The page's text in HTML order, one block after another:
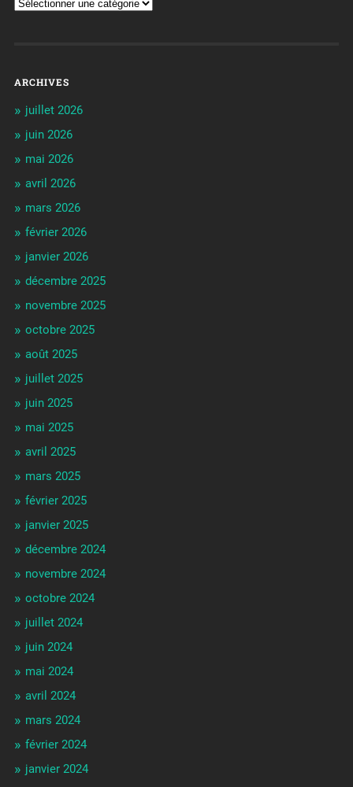
ARCHIVES
juillet 2026
juin 2026
mai 2026
avril 2026
mars 2026
février 2026
janvier 2026
décembre 2025
novembre 2025
octobre 2025
août 2025
juillet 2025
juin 2025
mai 2025
avril 2025
mars 2025
février 2025
janvier 2025
décembre 2024
novembre 2024
octobre 2024
juillet 2024
juin 2024
mai 2024
avril 2024
mars 2024
février 2024
janvier 2024